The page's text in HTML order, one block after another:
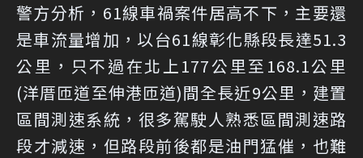
警方分析，61線車禍案件居高不下，主要還
是車流量增加，以台61線彰化縣段長達51.3
公里，只不過在北上177公里至168.1公里
(洋厝匝道至伸港匝道)間全長近9公里，建置
區間測速系統，很多駕駛人熟悉區間測速路
段才減速，但路段前後都是油門猛催，也難